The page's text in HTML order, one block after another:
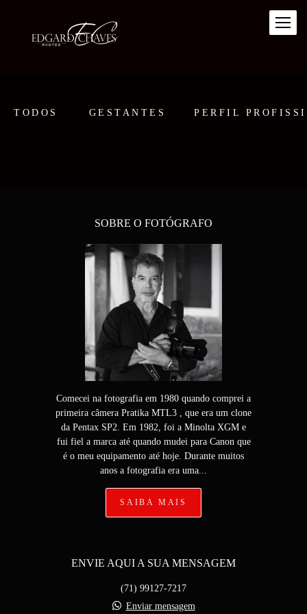
TODOS GESTANTES PERFIL
SOBRE O FOTÓGRAFO
Comecei na fotografia em 1980 quando comprei a
primeira câmera Pratika MTL3 , que era um clone
da Pentax SP2. Em 1982, foi a Minolta XGM e
fui fiel a marca até quando mudei para Canon que
é o meu equipamento até hoje. Durante muitos
anos a fotografia era uma...
SAIBA MAIS
ENVIE AQUI A SUA MENSAGEM
(71) 99127-7217
Enviar mensagem